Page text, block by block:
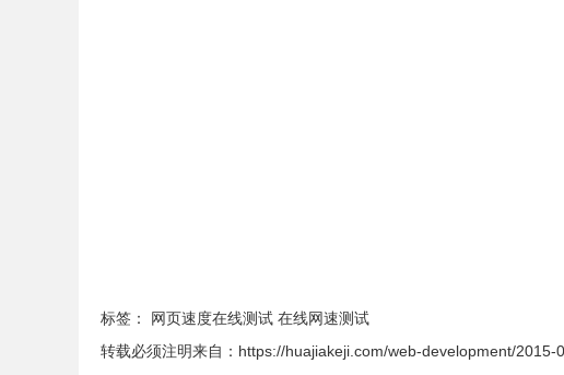
标签： 网页速度在线测试 在线网速测试
转载必须注明来自： https://huajiakeji.com/web-development/2015-